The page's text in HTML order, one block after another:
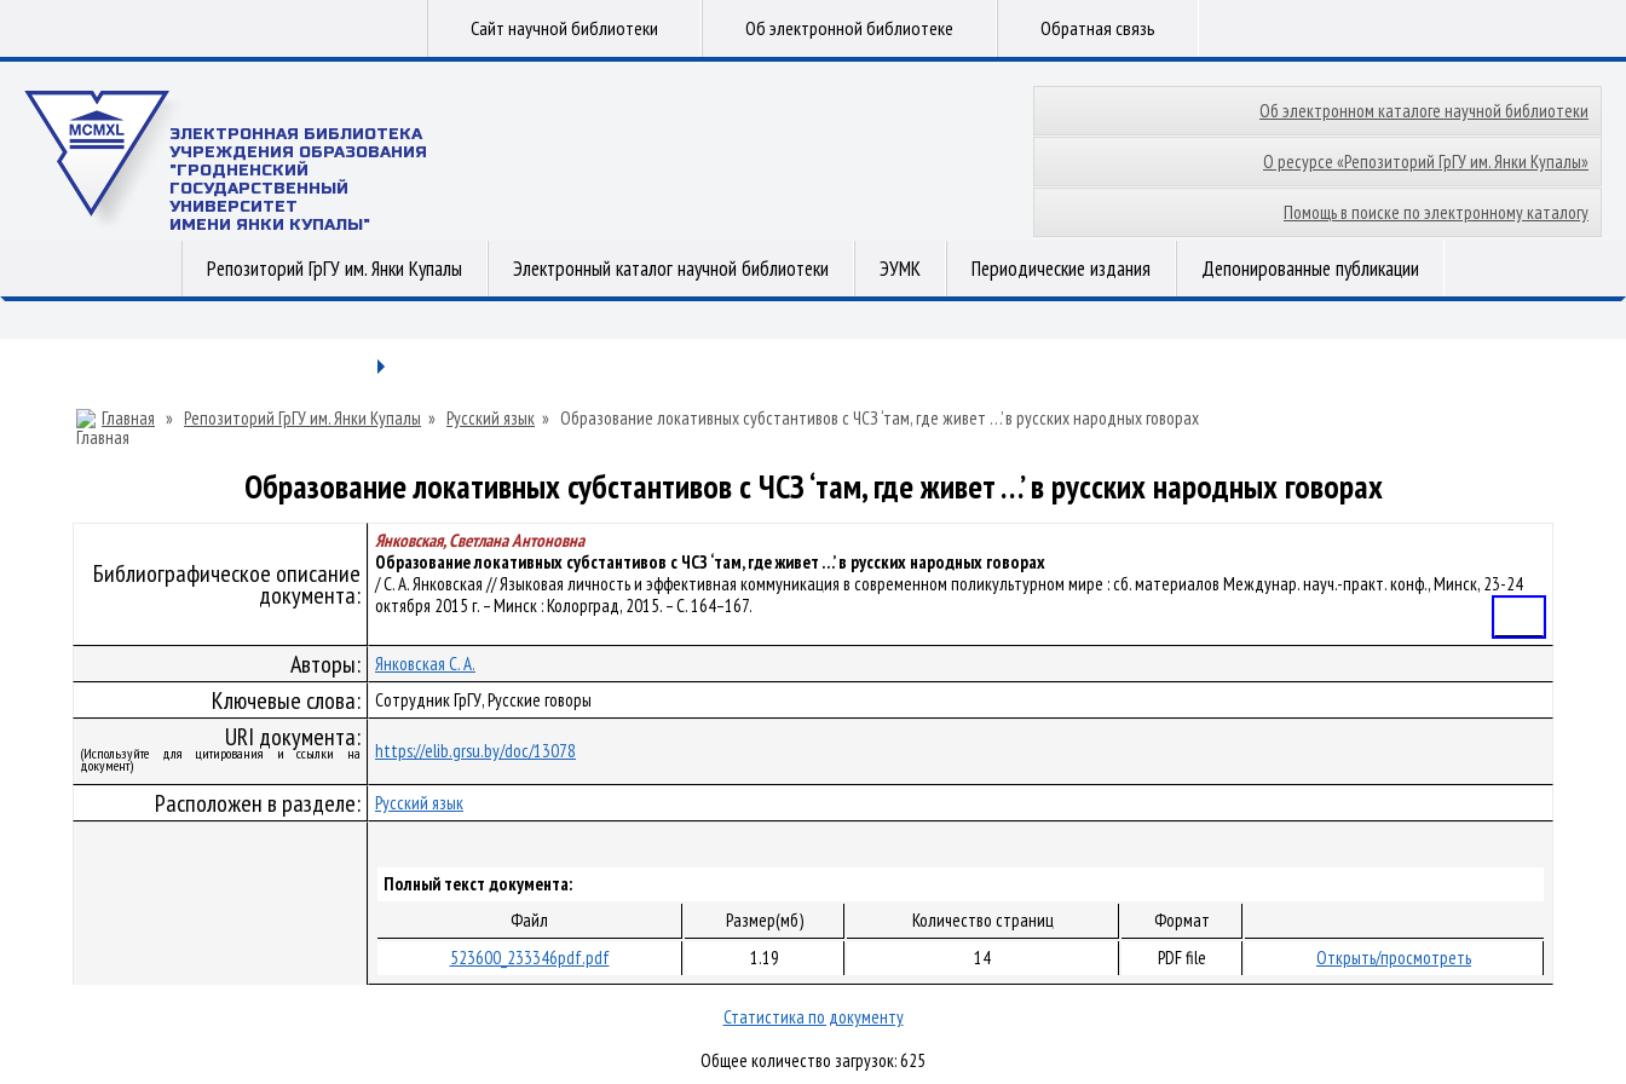
Сайт научной библиотеки Об электронной библиотеке Обратная связь
ЭЛЕКТРОННАЯ БИБЛИОТЕКА
УЧРЕЖДЕНИЯ ОБРАЗОВАНИЯ
"ГРОДНЕНСКИЙ
ГОСУДАРСТВЕННЫЙ
УНИВЕРСИТЕТ
ИМЕНИ ЯНКИ КУПАЛЫ"
Об электронном каталоге научной библиотеки
О ресурсе «Репозиторий ГрГУ им. Янки Купалы»
Помощь в поиске по электронному каталогу
Репозиторий ГрГУ им. Янки Купалы Электронный каталог научной библиотеки ЭУМК Периодические издания Депонированные публикации
Главная » Репозиторий ГрГУ им. Янки Купалы » Русский язык » Образование локативных субстантивов с ЧСЗ ‘там, где живет …’ в русских народных говорах
Образование локативных субстантивов с ЧСЗ ‘там, где живет …’ в русских народных говорах
Библиографическое описание
документа:
Янковская, Светлана Антоновна
Образование локативных субстантивов с ЧСЗ ‘там, где живет …’ в русских народных говорах
/ С. А. Янковская // Языковая личность и эффективная коммуникация в современном поликультурном мире : сб. материалов Междунар. науч.-практ. конф., Минск, 23-24
октября 2015 г. – Минск : Колорград, 2015. – С. 164–167.
Авторы: Янковская С. А.
Ключевые слова: Сотрудник ГрГУ, Русские говоры
URI документа:
(Используйте для цитирования и ссылки на
документ)
https://elib.grsu.by/doc/13078
Расположен в разделе: Русский язык
Полный текст документа:
Файл
Размер(мб) Количество страниц
Формат
523600_233346pdf.pdf
1.19 14 PDF file Открыть/просмотреть
Статистика по документу
Общее количество загрузок: 625